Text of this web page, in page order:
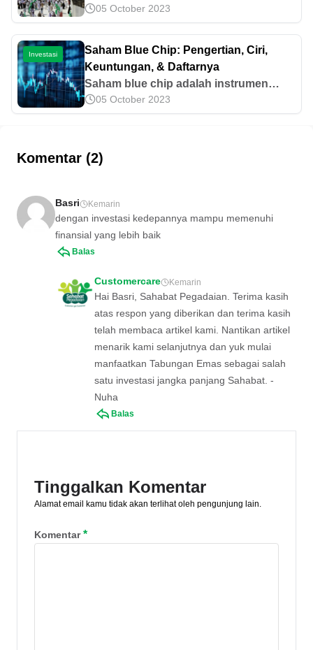
penting untuk dipahami oleh para calon
jemaah. Yuk, pelajari informasi
selengkapnya terkait hal tersebut di
artikel ini!
05 October 2023
Investasi
Saham Blue Chip: Pengertian, Ciri,
Keuntungan, & Daftarnya
Saham blue chip adalah instrumen
investasi yang terkenal relatif aman dan
stabil dalam jangka panjang. Yuk,
di sini!
05 October 2023
Komentar (2)
Basri Kemarin
dengan investasi kedepannya mampu memenuhi
finansial yang lebih baik
Balas
Customercare Kemarin
Hai Basri, Sahabat Pegadaian. Terima kasih
atas respon yang diberikan dan terima kasih
telah membaca artikel kami. Nantikan artikel
menarik kami selanjutnya dan yuk mulai
manfaatkan Tabungan Emas sebagai salah
satu investasi jangka panjang Sahabat. -
Nuha
Balas
Tinggalkan Komentar
Alamat email kamu tidak akan terlihat oleh pengunjung lain.
Komentar*